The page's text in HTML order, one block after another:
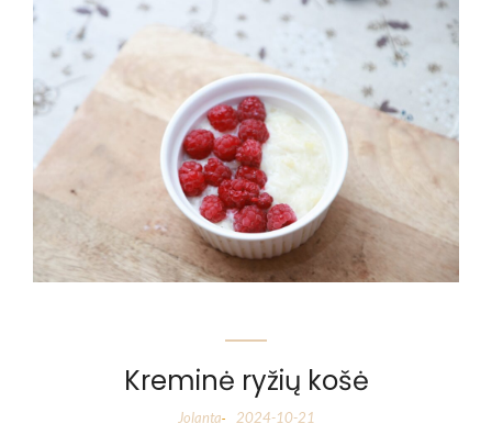
Kreminė ryžių košė
Jolanta- 2024-10-21